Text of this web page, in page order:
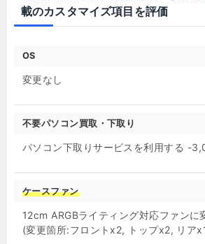
載のカスタマイズ項目を評価
OS
変更なし
不要パソコン買取・下取り
パソコン下取りサービスを利用する -
ケースファン
12cm ARGBライティング対応ファンに
(変更箇所:フロントx2, トップx2, リア